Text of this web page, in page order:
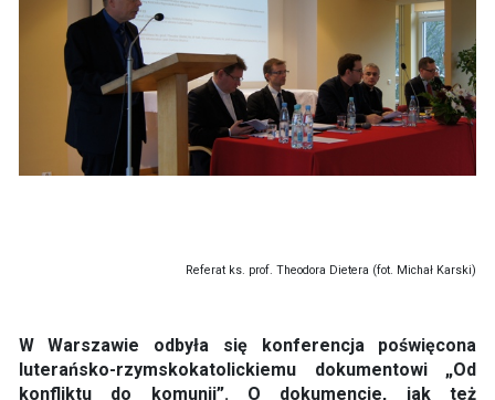
Referat ks. prof. Theodora Dietera (fot. Michał Karski)
W Warszawie odbyła się konferencja poświęcona
luterańsko-rzymskokatolickiemu dokumentowi „Od
konfliktu do komunii”. O dokumencie, jak też